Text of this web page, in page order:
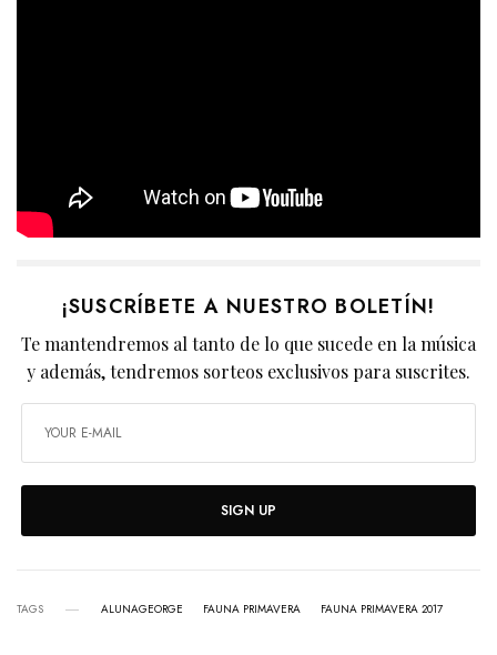
¡SUSCRÍBETE A NUESTRO BOLETÍN!
Te mantendremos al tanto de lo que sucede en la música
y además, tendremos sorteos exclusivos para suscrites.
SIGN UP
TAGS ALUNAGEORGE FAUNA PRIMAVERA FAUNA PRIMAVERA 2017